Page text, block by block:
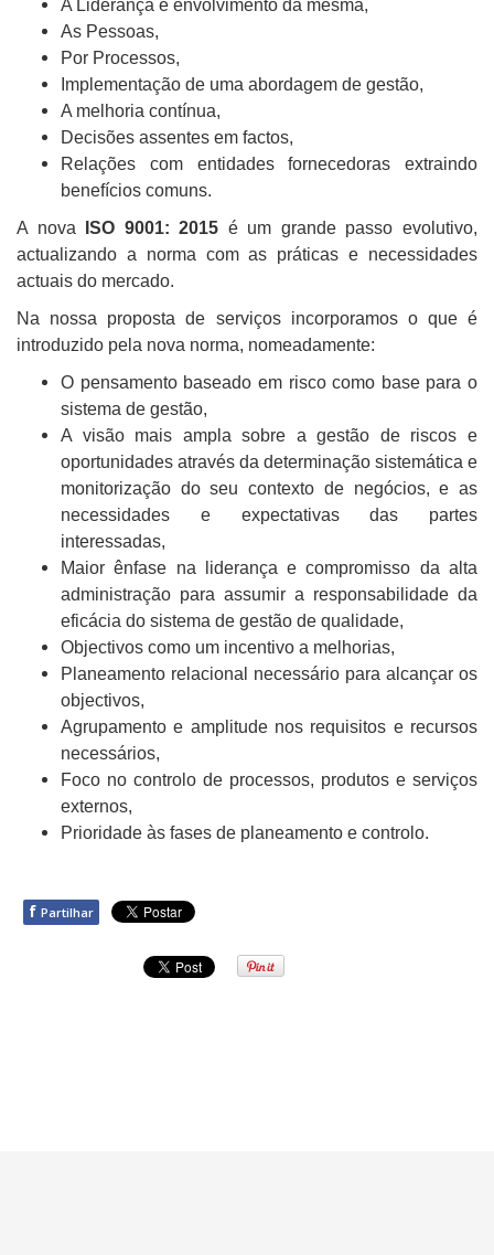
A Liderança e envolvimento da mesma,
As Pessoas,
Por Processos,
Implementação de uma abordagem de gestão,
A melhoria contínua,
Decisões assentes em factos,
Relações com entidades fornecedoras extraindo
benefícios comuns.
A nova
ISO 9001: 2015 é um grande passo evolutivo,
actualizando a norma com as práticas e necessidades
actuais do mercado.
Na nossa proposta de serviços incorporamos o que é
introduzido pela nova norma, nomeadamente:
O pensamento baseado em risco como base para o
sistema de gestão,
A visão mais ampla sobre a gestão de riscos e
oportunidades através da determinação sistemática e
monitorização do seu contexto de negócios, e as
necessidades e expectativas das partes
interessadas,
Maior ênfase na liderança e compromisso da alta
administração para assumir a responsabilidade da
eficácia do sistema de gestão de qualidade,
Objectivos como um incentivo a melhorias,
Planeamento relacional necessário para alcançar os
objectivos,
Agrupamento e amplitude nos requisitos e recursos
necessários,
Foco no controlo de processos, produtos e serviços
externos,
Prioridade às fases de planeamento e controlo.
f Partilhar